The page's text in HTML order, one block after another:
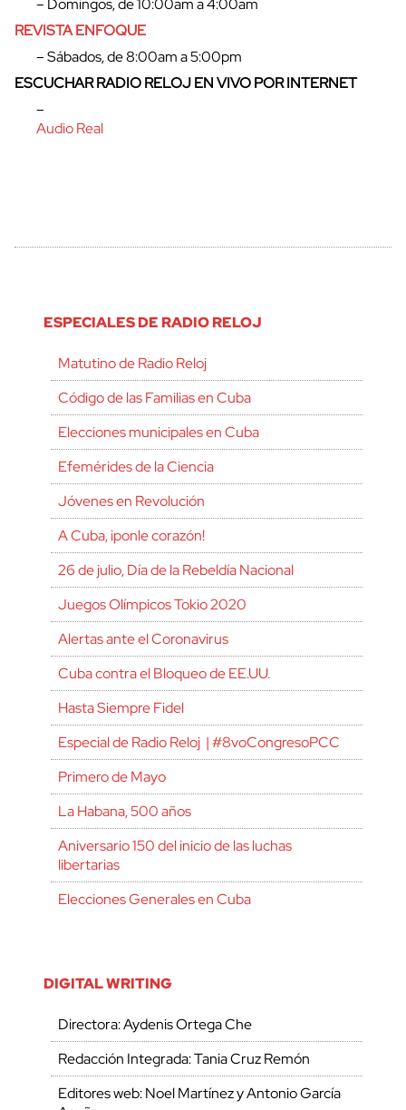
REVISTA ENFOQUE
– Sábados, de 8:00am a 5:00pm
ESCUCHAR RADIO RELOJ EN VIVO POR INTERNET
–
Audio Real
ESPECIALES DE RADIO RELOJ
Matutino de Radio Reloj
Código de las Familias en Cuba
Elecciones municipales en Cuba
Efemérides de la Ciencia
Jóvenes en Revolución
A Cuba, ¡ponle corazón!
26 de julio, Día de la Rebeldía Nacional
Juegos Olímpicos Tokio 2020
Alertas ante el Coronavirus
Cuba contra el Bloqueo de EE.UU.
Hasta Siempre Fidel
Especial de Radio Reloj | #8voCongresoPCC
Primero de Mayo
La Habana, 500 años
Aniversario 150 del inicio de las luchas
libertarias
Elecciones Generales en Cuba
DIGITAL WRITING
Directora: Aydenis Ortega Che
Redacción Integrada: Tania Cruz Remón
Editores web: Noel Martínez y Antonio García